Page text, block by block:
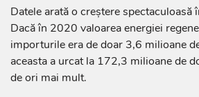
Datele arată o creștere spectaculoasă
Dacă în 2020 valoarea energiei
importurile era de doar 3,6 milioane
aceasta a urcat la 172,3 milioane de
de ori mai mult.